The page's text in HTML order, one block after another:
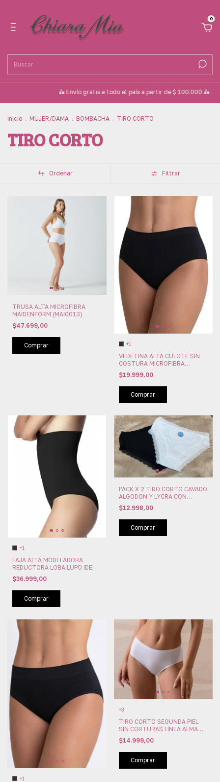
0
🛵 Envío gratis a todo el país a partir de $ 100.000 🛵 💳 3 cuotas sin
Inicio . MUJER/DAMA . BOMBACHA . TIRO CORTO
TIRO CORTO
Ordenar Filtrar
TRUSA ALTA MICROFIBRA
MAIDENFORM (MAI0013)
$47.699,00
Comprar +1
VEDETINA ALTA CULOTE SIN
COSTURA MICROFIBRA
IMPORTADA LOBA BY LUPO
(LU40900-001)
$19.999,00
Comprar
+1
FAJA ALTA MODELADORA
REDUCTORA LOBA LUPO IDEAL
POST PARTO CIRUGIA
(LU41050-01)
$36.999,00
Comprar
PACK X 2 TIRO CORTO CAVADO
ALGODON Y LYCRA CON
PUNTILLA MARINA
(PACKMA1494)
$12.998,00
Comprar
+1
+3
TIRO CORTO SEGUNDA PIEL
SIN CORTURAS LINEA ALMA
MORA (MOA227)
$14.999,00
Comprar